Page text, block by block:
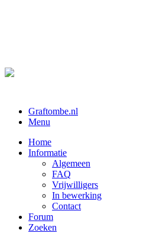
Graftombe.nl
Menu
Home
Informatie
Algemeen
FAQ
Vrijwilligers
In bewerking
Contact
Forum
Zoeken